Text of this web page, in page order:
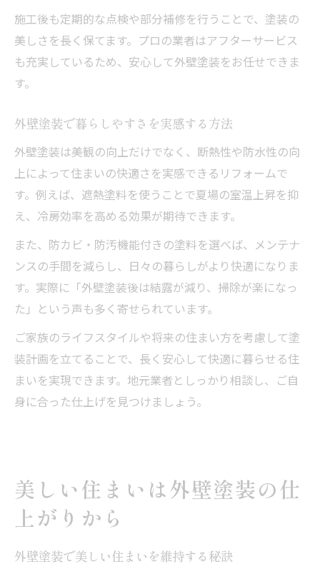
施工後も定期的な点検や部分補修を行うことで、塗装の
美しさを長く保てます。プロの業者はアフターサービス
も充実しているため、安心して外壁塗装をお任せできま
す。
外壁塗装で暮らしやすさを実感する方法
外壁塗装は美観の向上だけでなく、断熱性や防水性の向
上によって住まいの快適さを実感できるリフォームで
す。例えば、遮熱塗料を使うことで夏場の室温上昇を抑
え、冷房効率を高める効果が期待できます。
また、防カビ・防汚機能付きの塗料を選べば、メンテナ
ンスの手間を減らし、日々の暮らしがより快適になりま
す。実際に「外壁塗装後は結露が減り、掃除が楽になっ
た」という声も多く寄せられています。
ご家族のライフスタイルや将来の住まい方を考慮して塗
装計画を立てることで、長く安心して快適に暮らせる住
まいを実現できます。地元業者としっかり相談し、ご自
身に合った仕上げを見つけましょう。
美しい住まいは外壁塗装の仕
上がりから
外壁塗装で美しい住まいを維持する秘訣